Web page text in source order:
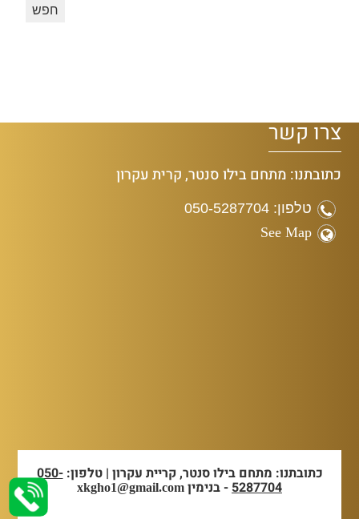
צרו קשר
כתובתנו: מתחם בילו סנטר, קרית עקרון
טלפון: 050-5287704
See Map
כתובתנו: מתחם בילו סנטר, קריית עקרון | טלפון:050-
5287704- בנימין xkgho1@gmail.com